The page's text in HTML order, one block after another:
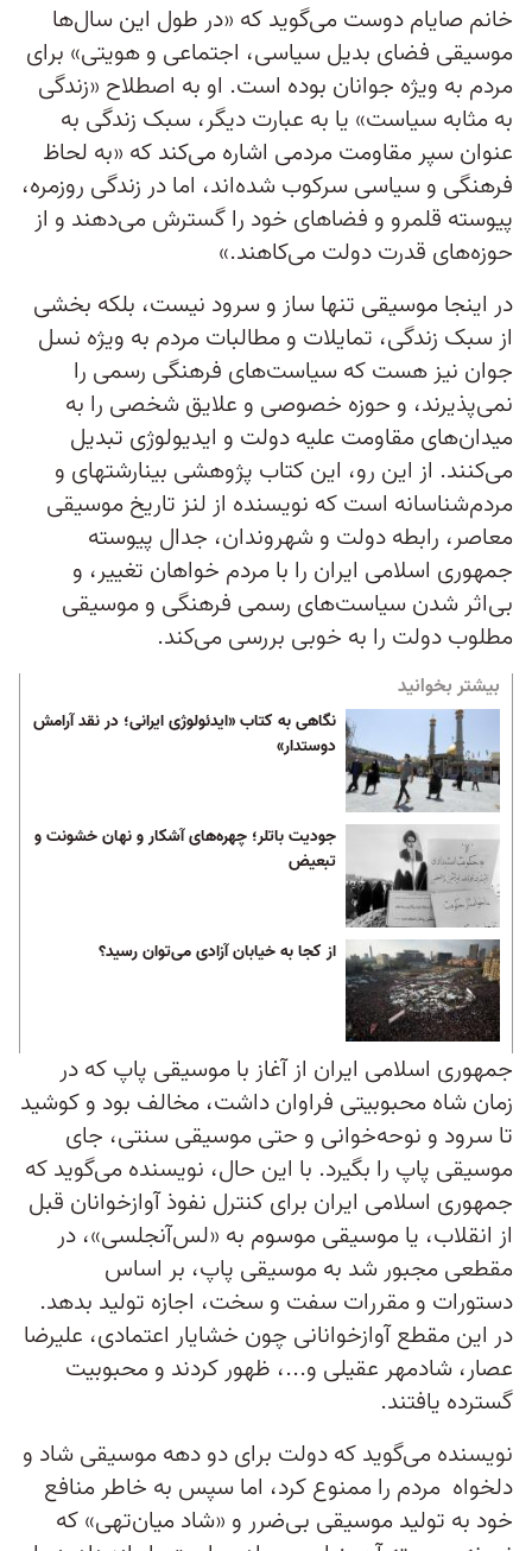
خانم صایام ­دوست می‌گوید که «در طول این سال‌ها
موسیقی فضای بدیل سیاسی، اجتماعی و هویتی» برای
مردم به ویژه جوانان بوده است. او به اصطلاح «زندگی
به مثابه سیاست» یا به عبارت دیگر، سبک زندگی به
عنوان سپر مقاومت مردمی اشاره می‌کند که «به لحاظ
فرهنگی و سیاسی سرکوب شده‌اند، اما در زندگی روزمره،
پیوسته قلمرو و فضاهای خود را گسترش می‌دهند و از
حوزه‌های قدرت دولت می‌کاهند.»
در اینجا موسیقی تنها ساز و سرود نیست، بلکه بخشی
از سبک زندگی، تمایلات و مطالبات مردم به ویژه نسل
جوان نیز هست که سیاست‌های فرهنگی رسمی را
نمی‌پذیرند، و حوزه خصوصی و علایق شخصی را به
میدان‌های مقاومت علیه دولت و ایدیولوژی تبدیل
می‌کنند. از این رو، این کتاب پژوهشی بینارشته­ای و
مردم‌شناسانه است که نویسنده از لنز تاریخ موسیقی
معاصر، رابطه دولت و شهروندان، جدال پیوسته
جمهوری اسلامی ایران را با مردم خواهان تغییر، و
بی‌اثر شدن سیاست‌های رسمی فرهنگی و موسیقی
مطلوب دولت را به خوبی بررسی می‌کند.
بیشتر بخوانید
نگاهی به کتاب «ایدئولوژی ایرانی؛ در نقد آرامش
دوستدار»
جودیت باتلر؛ چهره‌های آشکار و نهان خشونت و
تبعیض
از کجا به خیابان آزادی می‌توان رسید؟
جمهوری اسلامی ایران از آغاز با موسیقی پاپ که در
زمان شاه محبوبیتی فراوان داشت، مخالف بود و کوشید
تا سرود و نوحه‌خوانی و حتی موسیقی سنتی، جای
موسیقی پاپ را بگیرد. با این حال، نویسنده می‌گوید که
جمهوری اسلامی ایران برای کنترل نفوذ آوازخوانان قبل
از انقلاب، یا موسیقی موسوم به «لس‌آنجلسی»، در
مقطعی مجبور شد به موسیقی پاپ، بر اساس
دستورات و مقررات سفت و سخت، اجازه تولید بدهد.
در این مقطع آوازخوانانی چون خشایار اعتمادی، علیرضا
عصار، شادمهر عقیلی و...، ظهور کردند و محبوبیت
گسترده یافتند.
نویسنده می‌گوید که دولت برای دو دهه موسیقی شاد و
دلخواه مردم را ممنوع کرد، اما سپس به خاطر منافع
خود به تولید موسیقی بی‌ضرر و «شاد میان‌تهی» که